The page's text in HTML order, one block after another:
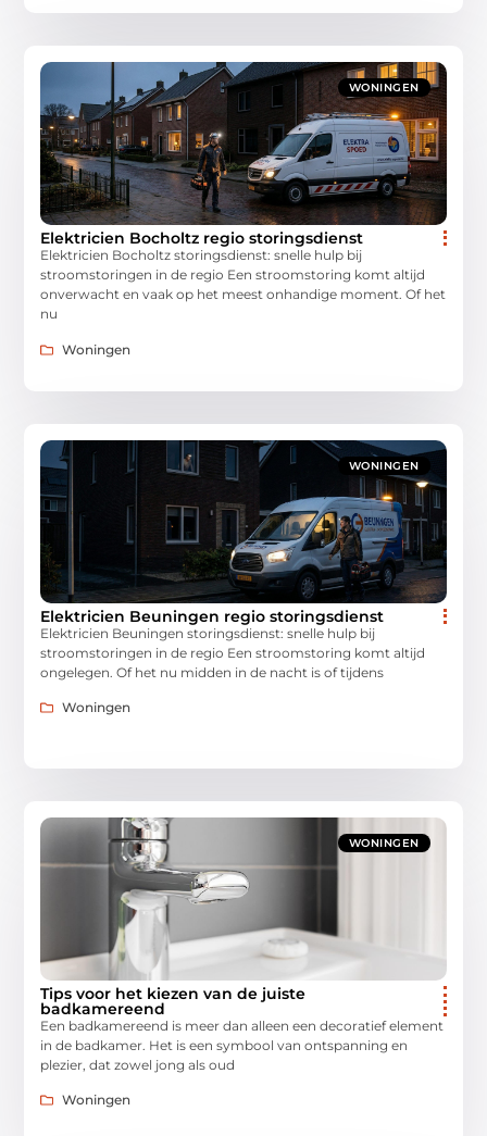
WONINGEN
Elektricien Bocholtz regio storingsdienst
Elektricien Bocholtz storingsdienst: snelle hulp bij
stroomstoringen in de regio Een stroomstoring komt altijd
onverwacht en vaak op het meest onhandige moment. Of het
nu
Woningen
WONINGEN
Elektricien Beuningen regio storingsdienst
Elektricien Beuningen storingsdienst: snelle hulp bij
stroomstoringen in de regio Een stroomstoring komt altijd
ongelegen. Of het nu midden in de nacht is of tijdens
Woningen
WONINGEN
Tips voor het kiezen van de juiste
badkamereend
Een badkamereend is meer dan alleen een decoratief element
in de badkamer. Het is een symbool van ontspanning en
plezier, dat zowel jong als oud
Woningen